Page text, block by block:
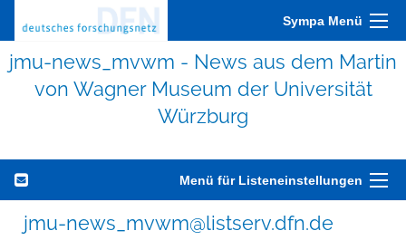
Sympa Menü
jmu-news_mvwm - News aus dem Martin
von Wagner Museum der Universität
Würzburg
Menü für Listeneinstellungen
jmu-news_mvwm@listserv.dfn.de